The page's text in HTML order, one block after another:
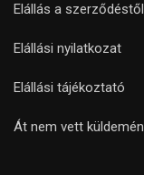
Elállás a szerződéstől
Elállási nyilatkozat
Elállási tájékoztató
Át nem vett